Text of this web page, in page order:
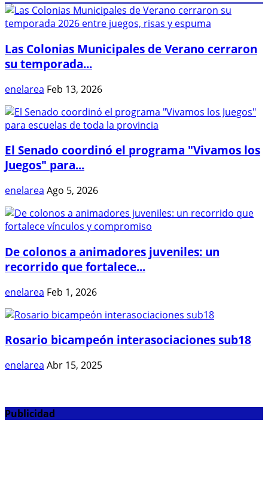
Las Colonias Municipales de Verano cerraron
su temporada...
enelarea Feb 13, 2026
El Senado coordinó el programa "Vivamos los
Juegos" para...
enelarea Ago 5, 2026
De colonos a animadores juveniles: un
recorrido que fortalece...
enelarea Feb 1, 2026
Rosario bicampeón interasociaciones sub18
enelarea Abr 15, 2025
Publicidad